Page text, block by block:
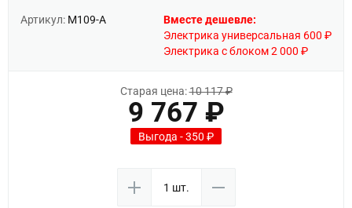
Артикул: M109-A
Вместе дешевле:
Электрика универсальная 600 ₽
Электрика с блоком 2 000 ₽
Старая цена:10 117 ₽
9 767 ₽
Выгода - 350 ₽